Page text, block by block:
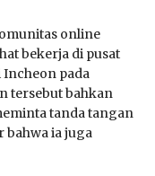
online
bekerja di pusat
pada
tersebut bahkan
tanda tangan
bahwa ia juga